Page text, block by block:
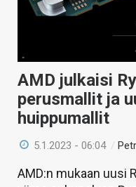
VAIHDA TEEMA
HAKU
AMD julkaisi
perusmallit ja
huippumallit
5.1.2023 - 06:04 /
AMD:n mukaan uusi